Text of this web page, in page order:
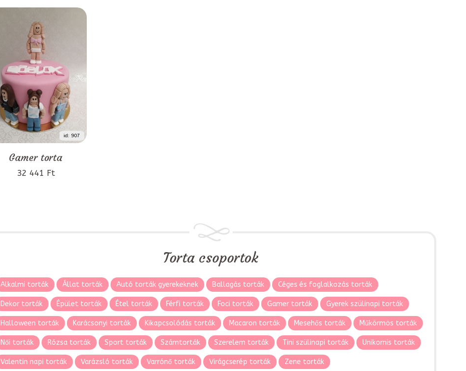
id: 907
Gamer torta
32 441 Ft
Torta csoportok
Alkalmi torták Állat torták Autó torták gyerekeknek Ballagás torták Céges és foglalkozás torták
Dekor torták Épület torták Étel torták Férfi torták Foci torták Gamer torták Gyerek szülinapi torták
Halloween torták Karácsonyi torták Kikapcsolódás torták Macaron torták Mesehős torták Műkörmös torták
Női torták Rózsa torták Sport torták Számtorták Szerelem torták Tini szülinapi torták Unikornis torták
Valentin napi torták Varázsló torták Varrónő torták Virágcserép torták Zene torták